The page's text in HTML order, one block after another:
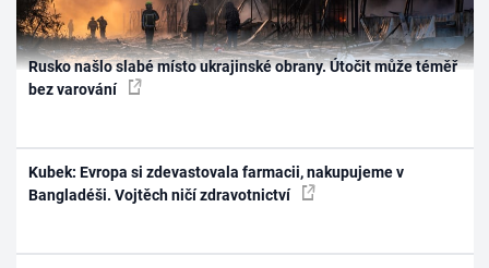
Rusko našlo slabé místo ukrajinské obrany. Útočit může téměř
bez varování
Kubek: Evropa si zdevastovala farmacii, nakupujeme v
Bangladéši. Vojtěch ničí zdravotnictví